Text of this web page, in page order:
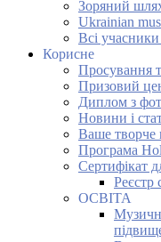
Зоряний
Ukrainian
Всі
Корисне
Просування
Призовий
Диплом з
Новини і
Ваше творче
Програма
Сертифікат
Реєстр
ОСВІТА